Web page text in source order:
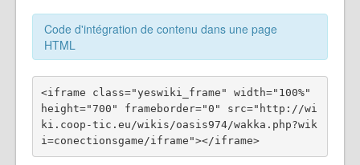
Code d'intégration de contenu dans une page
HTML
<iframe class="yeswiki_frame" width="100%"
height="700" frameborder="0" src="http://wi
ki.coop-tic.eu/wikis/oasis974/wakka.php?wik
i=conectionsgame/iframe"></iframe>